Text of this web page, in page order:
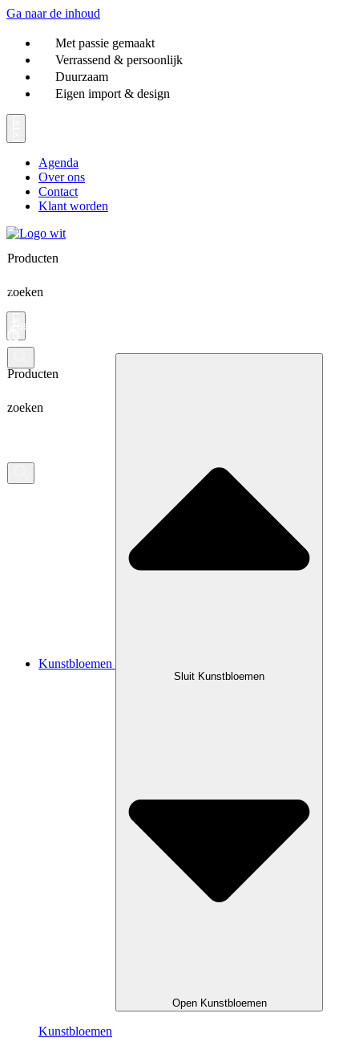
Ga naar de inhoud
Met passie gemaakt
Verrassend & persoonlijk
Duurzaam
Eigen import & design
Agenda
Over ons
Contact
Klant worden
Producten
zoeken
Producten
zoeken
Kunstbloemen
Sluit Kunstbloemen
Open Kunstbloemen
Kunstbloemen